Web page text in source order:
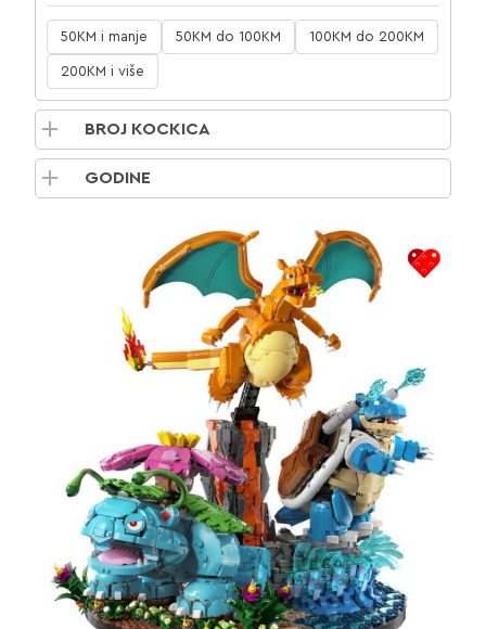
cijena
cijena
50KM i manje 50KM do 100KM 100KM do 200KM
200KM i više
BROJ KOCKICA
GODINE